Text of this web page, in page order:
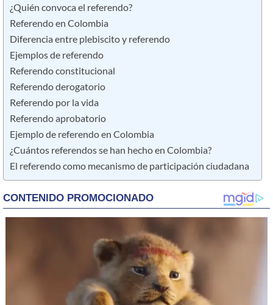
¿Quién convoca el referendo?
Referendo en Colombia
Diferencia entre plebiscito y referendo
Ejemplos de referendo
Referendo constitucional
Referendo derogatorio
Referendo por la vida
Referendo aprobatorio
Ejemplo de referendo en Colombia
¿Cuántos referendos se han hecho en Colombia?
El referendo como mecanismo de participación ciudadana